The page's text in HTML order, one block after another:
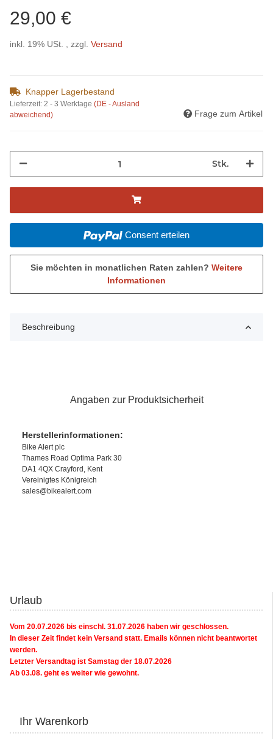
29,00 €
inkl. 19% USt. , zzgl. Versand
Knapper Lagerbestand
Lieferzeit: 2 - 3 Werktage (DE - Ausland
abweichend)
Frage zum Artikel
Stk.
Consent erteilen
Sie möchten in monatlichen Raten zahlen? Weitere
Informationen
Beschreibung
Angaben zur Produktsicherheit
Herstellerinformationen:
Bike Alert plc
Thames Road Optima Park 30
DA1 4QX Crayford, Kent
Vereinigtes Königreich
sales@bikealert.com
Urlaub
Vom 20.07.2026 bis einschl. 31.07.2026 haben wir geschlossen.
In dieser Zeit findet kein Versand statt. Emails können nicht beantwortet
werden.
Letzter Versandtag ist Samstag der 18.07.2026
Ab 03.08. geht es weiter wie gewohnt.
Ihr Warenkorb